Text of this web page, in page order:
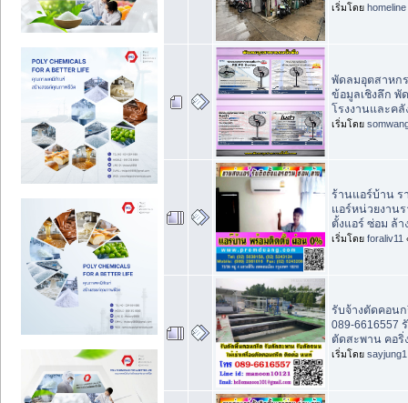
เริ่มโดย homeline
พัดลมอุตสาหก
ข้อมูลเชิงลึก พั
โรงงานและค
เริ่มโดย
ร้านแอร์บ้าน ร
แอร์หน่วยงาน
ตั้งแอร์ ซ่อม ล้า
เริ่มโดย foraliv11
รับจ้างตัดคอน
089-6616557
ตัดสะพาน คอริ่
เริ่มโดย sayjung1